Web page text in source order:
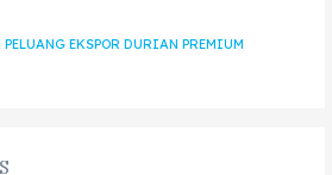
EKSPOR DURIAN PREMIUM